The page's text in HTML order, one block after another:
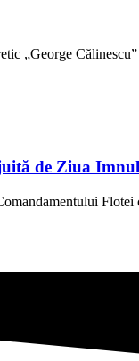
„George
de Ziua